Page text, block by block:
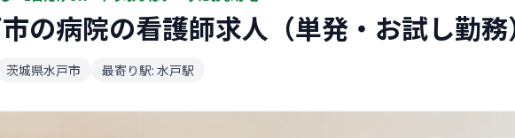
の病院の看護師求人（単発・お試し勤務
茨城県水戸市 最寄り駅: 水戸駅